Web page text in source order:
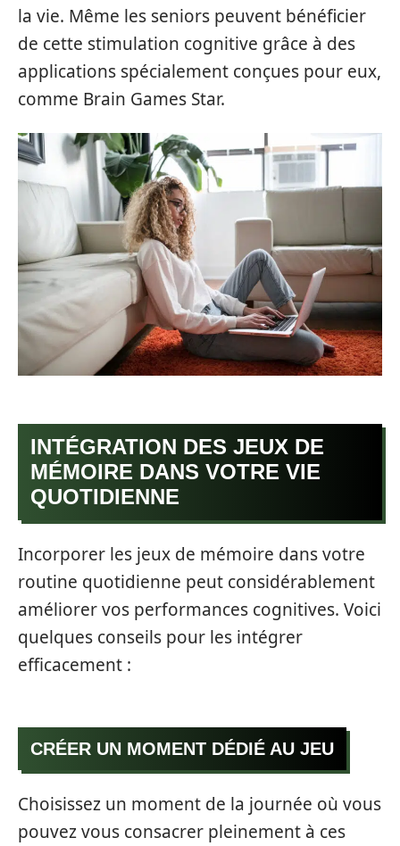
la vie. Même les seniors peuvent bénéficier
de cette stimulation cognitive grâce à des
applications spécialement conçues pour eux,
comme Brain Games Star.
INTÉGRATION DES JEUX DE
MÉMOIRE DANS VOTRE VIE
QUOTIDIENNE
Incorporer les jeux de mémoire dans votre
routine quotidienne peut considérablement
améliorer vos performances cognitives. Voici
quelques conseils pour les intégrer
efficacement :
CRÉER UN MOMENT DÉDIÉ AU JEU
Choisissez un moment de la journée où vous
pouvez vous consacrer pleinement à ces